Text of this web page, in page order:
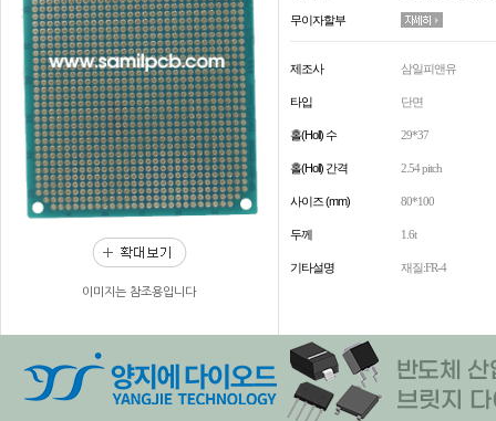
이미지는 참조용입니다
무이자할부
제조사 삼일피앤유
타입 단면
홀(Holl) 수 29*37
홀(Holl) 간격 2.54 pitch
사이즈 (mm) 80*100
두께 1.6t
기타설명 재질:FR-4